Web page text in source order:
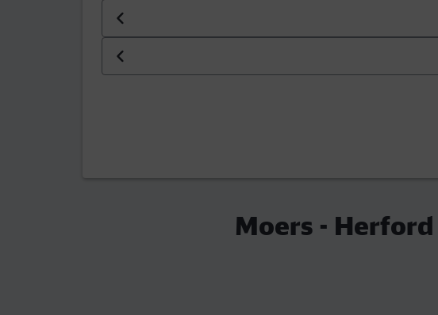
Datum der Hinfahrt
Uhrzeit der Hinfahrt
Moers - Herford